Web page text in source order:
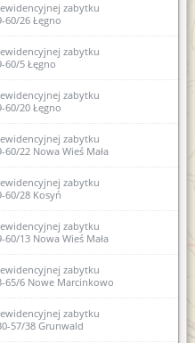
ewidencji
archeologicznego
ewidencyjnych zabytków
ewidencji
Warmiński)
ewidencyjnych zabytków
ewidencji
ewidencyjnej zabytku
ewidencji
karty ewidencyjnej
do Wojewódzkiej
44 Stryjkowo
karty ewidencyjnej
do Wojewódzkiej
42 Stryjkowo
zabytku
60/26 Łęgno
zabytku
60/5 Łęgno
zabytku
60/20 Łęgno
zabytku
22 Nowa Wieś Mała
zabytku
60/28 Kosyń
zabytku
13 Nowa Wieś Mała
zabytku
65/6 Nowe Marcinkowo
zabytku
57/38 Grunwald